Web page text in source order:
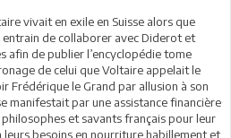
vivait en exile en Suisse alors que
entrain de collaborer avec Diderot et
afin de publier l’encyclopédie tome
de celui que Voltaire appelait le
Frédérique le Grand par allusion à son
manifestait par une assistance financière
et savants français pour leur
besoins en nourriture habillement et